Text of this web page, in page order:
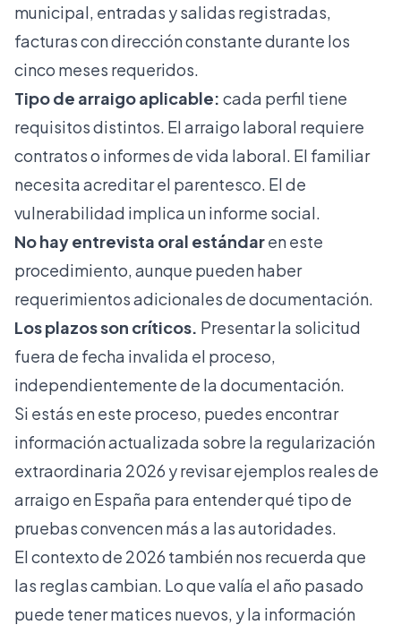
municipal, entradas y salidas registradas,
facturas con dirección constante durante los
cinco meses requeridos.
Tipo de arraigo aplicable: cada perfil tiene
requisitos distintos. El arraigo laboral requiere
contratos o informes de vida laboral. El familiar
necesita acreditar el parentesco. El de
vulnerabilidad implica un informe social.
No hay entrevista oral estándaren este
procedimiento, aunque pueden haber
requerimientos adicionales de documentación.
Los plazos son críticos. Presentar la solicitud
fuera de fecha invalida el proceso,
independientemente de la documentación.
Si estás en este proceso, puedes encontrar
información actualizada sobre la regularización
extraordinaria 2026 y revisarejemplos reales de
arraigo en España para entender qué tipo de
pruebas convencen más a las autoridades.
El contexto de 2026 también nos recuerda que
las reglas cambian. Lo que valía el año pasado
puede tener matices nuevos, y la información